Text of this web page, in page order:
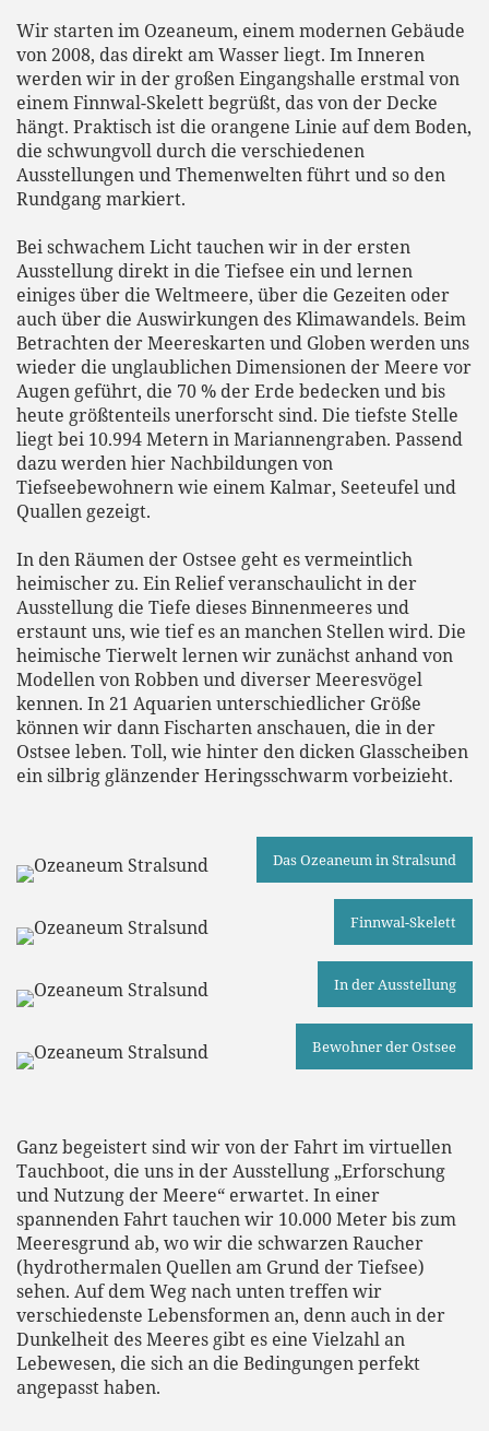
Wir starten im Ozeaneum, einem modernen Gebäude
von 2008, das direkt am Wasser liegt. Im Inneren
werden wir in der großen Eingangshalle erstmal von
einem Finnwal-Skelett begrüßt, das von der Decke
hängt. Praktisch ist die orangene Linie auf dem Boden,
die schwungvoll durch die verschiedenen
Ausstellungen und Themenwelten führt und so den
Rundgang markiert.
Bei schwachem Licht tauchen wir in der ersten
Ausstellung direkt in die Tiefsee ein und lernen
einiges über die Weltmeere, über die Gezeiten oder
auch über die Auswirkungen des Klimawandels. Beim
Betrachten der Meereskarten und Globen werden uns
wieder die unglaublichen Dimensionen der Meere vor
Augen geführt, die 70 % der Erde bedecken und bis
heute größtenteils unerforscht sind. Die tiefste Stelle
liegt bei 10.994 Metern in Mariannengraben. Passend
dazu werden hier Nachbildungen von
Tiefseebewohnern wie einem Kalmar, Seeteufel und
Quallen gezeigt.
In den Räumen der Ostsee geht es vermeintlich
heimischer zu. Ein Relief veranschaulicht in der
Ausstellung die Tiefe dieses Binnenmeeres und
erstaunt uns, wie tief es an manchen Stellen wird. Die
heimische Tierwelt lernen wir zunächst anhand von
Modellen von Robben und diverser Meeresvögel
kennen. In 21 Aquarien unterschiedlicher Größe
können wir dann Fischarten anschauen, die in der
Ostsee leben. Toll, wie hinter den dicken Glasscheiben
ein silbrig glänzender Heringsschwarm vorbeizieht.
Das Ozeaneum in Stralsund
Finnwal-Skelett
In der Ausstellung
Bewohner der Ostsee
Ganz begeistert sind wir von der Fahrt im virtuellen
Tauchboot, die uns in der Ausstellung „Erforschung
und Nutzung der Meere“ erwartet. In einer
spannenden Fahrt tauchen wir 10.000 Meter bis zum
Meeresgrund ab, wo wir die schwarzen Raucher
(hydrothermalen Quellen am Grund der Tiefsee)
sehen. Auf dem Weg nach unten treffen wir
verschiedenste Lebensformen an, denn auch in der
Dunkelheit des Meeres gibt es eine Vielzahl an
Lebewesen, die sich an die Bedingungen perfekt
angepasst haben.